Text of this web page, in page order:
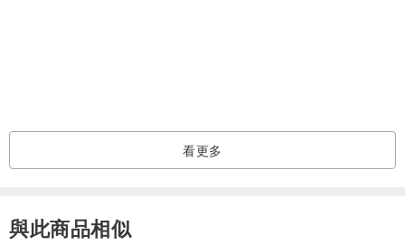
/ 使用及保養方式 /
竟是貼紙，洗澡時不要去搓到啦!
看更多
與此商品相似